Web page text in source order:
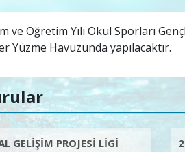
ve Öğretim Yılı Okul Sporları
Yüzme Havuzunda yapılacaktır.
GELİŞİM PROJESİ LİGİ